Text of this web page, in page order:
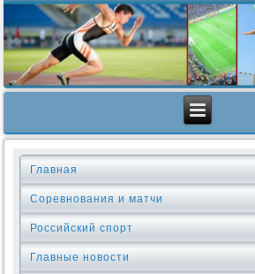
Главная
Соревнования и матчи
Российский спорт
Главные новости